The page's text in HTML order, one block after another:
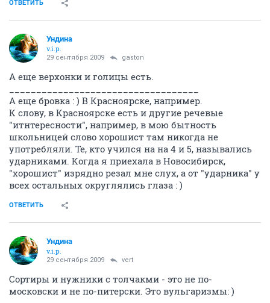
ОТВЕТИТЬ
Ундина
v.i.p.
29 сентября 2009 gaston
А еще верхонки и голицы есть.
А еще бровка : ) В Красноярске, например.
К слову, в Красноярске есть и другие речевые
"итнтересности", например, в мою бытность
школьницей слово хорошист там никогда не
употребляли. Те, кто учился на на 4 и 5, назывались
ударниками. Когда я приехала в Новосибирск,
"хорошист" изрядно резал мне слух, а от "ударника" у
всех остальных округлялись глаза : )
ОТВЕТИТЬ
Ундина
v.i.p.
29 сентября 2009 vert
Сортиры и нужники с толчакми - это не по-
московски и не по-питерски. Это вульгаризмы: )